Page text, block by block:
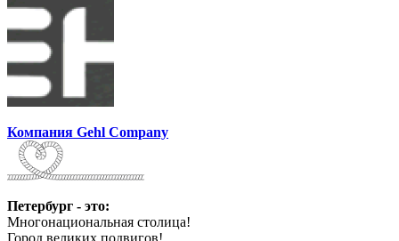
Компания Gehl Company
Петербург - это:
Многонациональная столица!
Город великих подвигов!